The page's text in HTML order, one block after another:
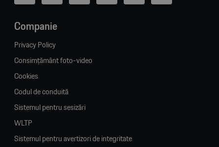
Companie
Privacy Policy
Consimțământ foto-video
Cookies
Codul de conduită
Sistemul pentru sesizări
WLTP
Sistemul pentru avertizori de integritate